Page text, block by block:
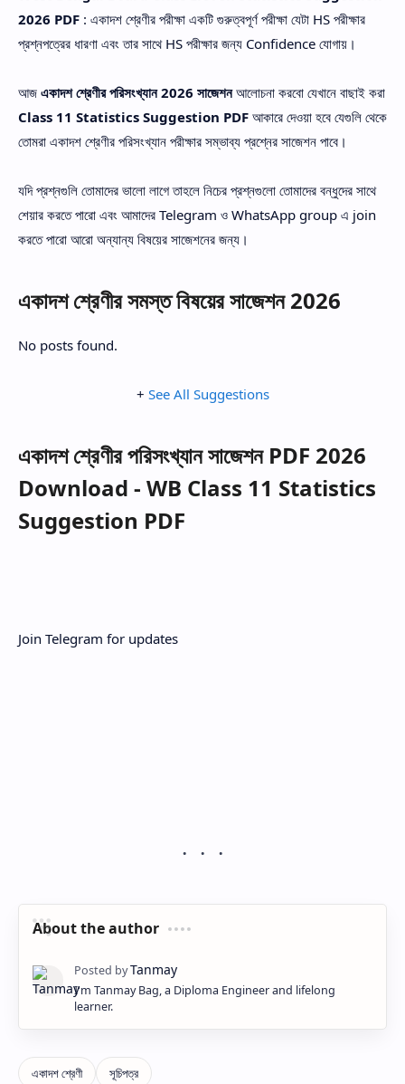
2026 PDF : একাদশ শ্রেণীর পরীক্ষা একটি গুরুত্বপূর্ণ পরীক্ষা যেটা HS পরীক্ষার
প্রশ্নপত্রের ধারণা এবং তার সাথে HS পরীক্ষার জন্য Confidence যোগায়।
আজ একাদশ শ্রেণীর পরিসংখ্যান 2026 সাজেশনআলোচনা করবো যেখানে বাছাই করা
Class 11 Statistics Suggestion PDF আকারে দেওয়া হবে যেগুলি থেকে
তোমরা একাদশ শ্রেণীর পরিসংখ্যান পরীক্ষার সম্ভাব্য প্রশ্নের সাজেশন পাবে।
যদি প্রশ্নগুলি তোমাদের ভালো লাগে তাহলে নিচের প্রশ্নগুলো তোমাদের বন্ধুদের সাথে
শেয়ার করতে পারো এবং আমাদের Telegram ও WhatsApp group এ join
করতে পারো আরো অন্যান্য বিষয়ের সাজেশনের জন্য।
একাদশ শ্রেণীর সমস্ত বিষয়ের সাজেশন 2026
No posts found.
+ See All Suggestions
একাদশ শ্রেণীর পরিসংখ্যান সাজেশন PDF 2026
Download - WB Class 11 Statistics
Suggestion PDF
Join Telegram for updates
About the author
I'm Tanmay Bag, a Diploma Engineer and lifelong
learner.